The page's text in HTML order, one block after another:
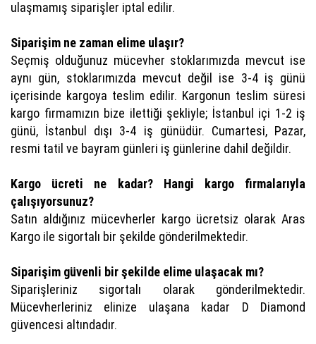
ulaşmamış siparişler iptal edilir.
Siparişim ne zaman elime ulaşır?
Seçmiş olduğunuz mücevher stoklarımızda mevcut ise
aynı gün, stoklarımızda mevcut değil ise 3-4 iş günü
içerisinde kargoya teslim edilir. Kargonun teslim süresi
kargo firmamızın bize ilettiği şekliyle; İstanbul içi 1-2 iş
günü, İstanbul dışı 3-4 iş günüdür. Cumartesi, Pazar,
resmi tatil ve bayram günleri iş günlerine dahil değildir.
Kargo ücreti ne kadar? Hangi kargo firmalarıyla
çalışıyorsunuz?
Satın aldığınız mücevherler kargo ücretsiz olarak Aras
Kargo ile sigortalı bir şekilde gönderilmektedir.
Siparişim güvenli bir şekilde elime ulaşacak mı?
Siparişleriniz sigortalı olarak gönderilmektedir.
Mücevherleriniz elinize ulaşana kadar D Diamond
güvencesi altındadır.